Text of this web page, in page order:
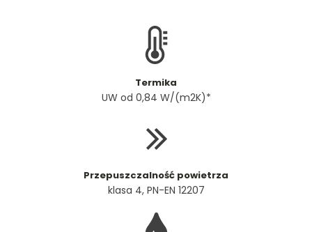
Termika
UW od 0,84 W/(m2K)*
Przepuszczalność powietrza
klasa 4, PN-EN 12207